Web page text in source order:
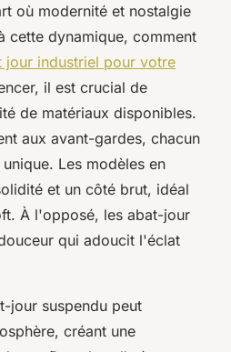
où modernité et nostalgie
cette dynamique, comment
industriel pour votre
il est crucial de
de matériaux disponibles.
aux avant-gardes, chacun
Les modèles en
et un côté brut, idéal
À l'opposé, les abat-jour
qui adoucit l'éclat
jour suspendu peut
créant une